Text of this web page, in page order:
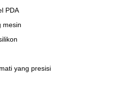
PDA
mesin
yang presisi